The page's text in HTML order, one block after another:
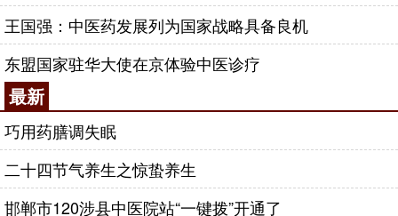
王国强：中医药发展列为国家战略具备良机
东盟国家驻华大使在京体验中医诊疗
最新
巧用药膳调失眠
二十四节气养生之惊蛰养生
邯郸市120涉县中医院站“一键拨”开通了